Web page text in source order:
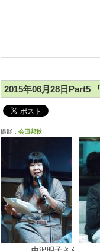
2015年06月28日Part5
撮影： 会田邦秋